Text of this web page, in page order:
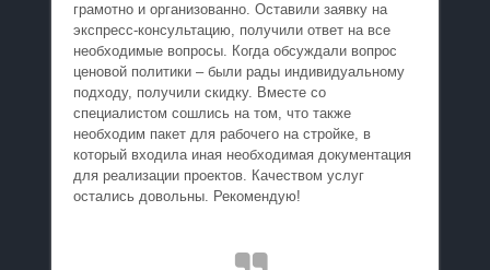
грамотно и организованно. Оставили заявку на
экспресс-консультацию, получили ответ на все
необходимые вопросы. Когда обсуждали вопрос
ценовой политики – были рады индивидуальному
подходу, получили скидку. Вместе со
специалистом сошлись на том, что также
необходим пакет для рабочего на стройке, в
который входила иная необходимая документация
для реализации проектов. Качеством услуг
остались довольны. Рекомендую!